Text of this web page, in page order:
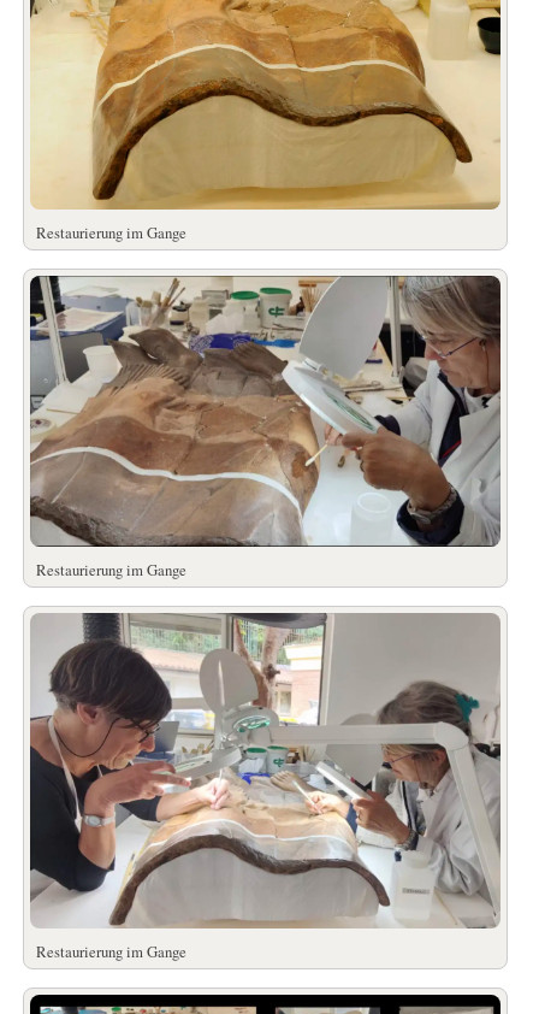
Restaurierung im Gange
Restaurierung im Gange
Restaurierung im Gange